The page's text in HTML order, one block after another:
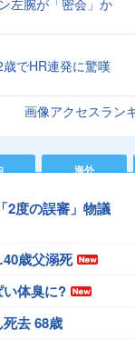
でHR連発に驚嘆
画像アクセスラン
海外
2度の誤審」物議
歳父溺死
体臭に?
去 68歳